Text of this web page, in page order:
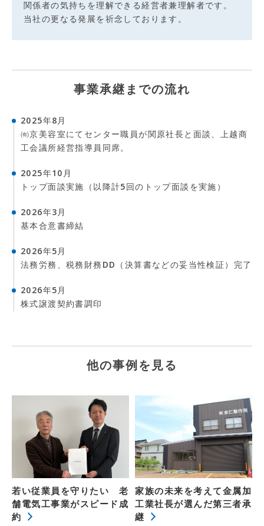
関係者の気持ちを理解できる経営者兼理解者です。
当社の更なる発展を祈念しております。
事業承継までの流れ
2025年8月
㈲京美容室にてセンター職員が関原社長と面談、上越商
工会議所経営指導員同席。
2025年10月
トップ面談実施（以降計5回のトップ面談を実施）
2026年3月
基本合意書締結
2026年5月
法務労務、税務財務DD（決算書などの妥当性検証）完了
2026年5月
株式譲渡契約書調印
他の事例を見る
若い従業員を守りたい 老
舗電気工事業がスピード成
約
家族の未来を考えて金属加
工業社長が選んだ第三者承
継